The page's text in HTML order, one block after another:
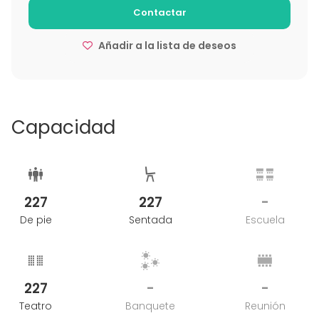
Espacios en la séptima planta
Auditorio TBS Education (Aula Magna)
Contactar
Añadir a la lista de deseos
Capacidad
227
De pie
227
Sentada
-
Escuela
227
Teatro
-
Banquete
-
Reunión